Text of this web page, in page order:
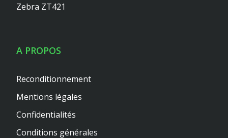
Zebra ZT421
A PROPOS
Reconditionnement
Mentions légales
Confidentialités
Conditions générales